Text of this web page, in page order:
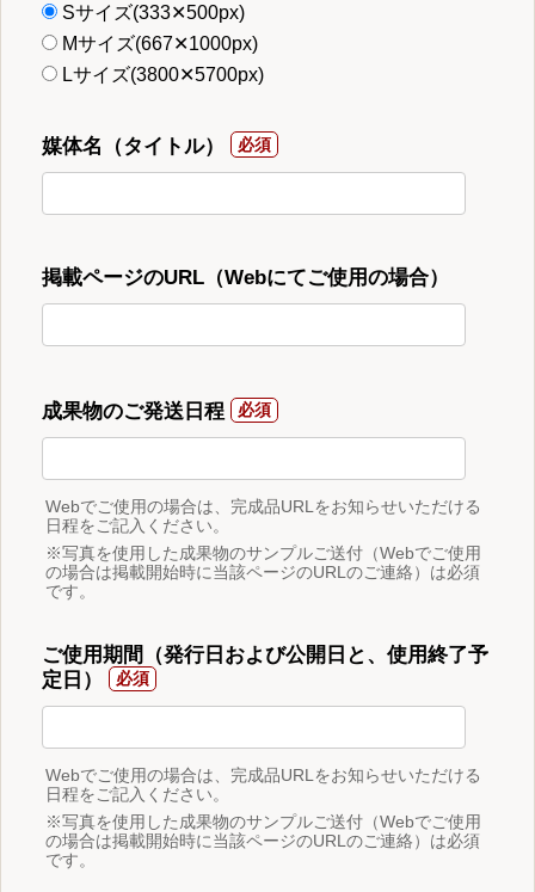
Sサイズ(333✕500px)
Mサイズ(667✕1000px)
Lサイズ(3800✕5700px)
媒体名（タイトル）
掲載ページのURL（Webにてご使用の場合）
成果物のご発送日程
Webでご使用の場合は、完成品URLをお知らせいただける
日程をご記入ください。
※写真を使用した成果物のサンプルご送付（Webでご使用
の場合は掲載開始時に当該ページのURLのご連絡）は必須
です。
ご使用期間（発行日および公開日と、使用終了予
定日）
Webでご使用の場合は、完成品URLをお知らせいただける
日程をご記入ください。
※写真を使用した成果物のサンプルご送付（Webでご使用
の場合は掲載開始時に当該ページのURLのご連絡）は必須
です。